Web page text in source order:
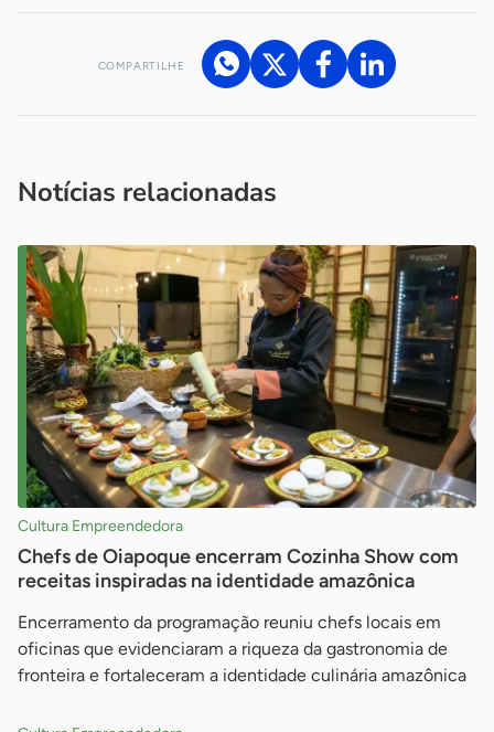
COMPARTILHE
Notícias relacionadas
Cultura Empreendedora
Chefs de Oiapoque encerram Cozinha Show com
receitas inspiradas na identidade amazônica
Encerramento da programação reuniu chefs locais em
oficinas que evidenciaram a riqueza da gastronomia de
fronteira e fortaleceram a identidade culinária amazônica